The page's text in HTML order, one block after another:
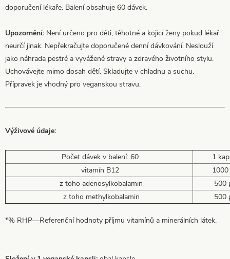
doporučení lékaře. Balení obsahuje 60 dávek.
Upozornění: Není určeno pro děti, těhotné a kojící ženy pokud lékař
neurčí jinak. Nepřekračujte doporučené denní dávkování. Neslouží
jako náhrada pestré a vyvážené stravy a zdravého životního stylu.
Uchovávejte mimo dosah dětí. Skladujte v chladnu a suchu.
Přípravek je vhodný pro veganskou stravu.
Výživové údaje:
Počet dávek v balení: 60
1
vitamín B12
z toho adenosylkobalamin
500
z toho methylkobalamin
500
*% RHP—Referenční hodnoty příjmu vitamínů a minerálních látek.